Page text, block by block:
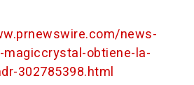
news-
obtiene-la-
302785398.html